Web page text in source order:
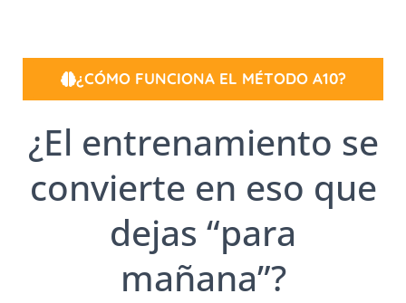
¿CÓMO FUNCIONA EL MÉTODO A10?
¿El entrenamiento se
convierte en eso que
dejas “para
mañana”?